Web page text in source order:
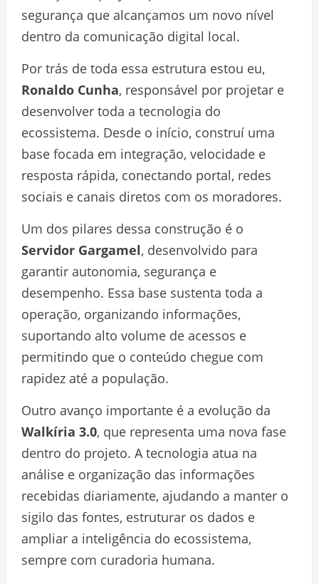
segurança que alcançamos um novo nível
dentro da comunicação digital local.
Por trás de toda essa estrutura estou eu,
Ronaldo Cunha, responsável por projetar e
desenvolver toda a tecnologia do
ecossistema. Desde o início, construí uma
base focada em integração, velocidade e
resposta rápida, conectando portal, redes
sociais e canais diretos com os moradores.
Um dos pilares dessa construção é o
Servidor Gargamel, desenvolvido para
garantir autonomia, segurança e
desempenho. Essa base sustenta toda a
operação, organizando informações,
suportando alto volume de acessos e
permitindo que o conteúdo chegue com
rapidez até a população.
Outro avanço importante é a evolução da
Walkíria 3.0, que representa uma nova fase
dentro do projeto. A tecnologia atua na
análise e organização das informações
recebidas diariamente, ajudando a manter o
sigilo das fontes, estruturar os dados e
ampliar a inteligência do ecossistema,
sempre com curadoria humana.